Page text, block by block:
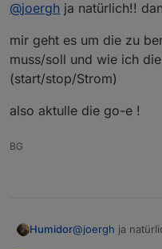
selbsterklärend.
Ich bilde mir ein
geliefert zu haben
@joergh ja natürlich!!
mir geht es um die zu
muss/soll und wie ich
(start/stop/Strom)
also aktulle die go-e !
BG
Humidor@joergh ja